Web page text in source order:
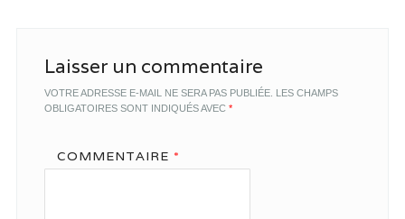
Laisser un commentaire
VOTRE ADRESSE E-MAIL NE SERA PAS PUBLIÉE. LES CHAMPS
OBLIGATOIRES SONT INDIQUÉS AVEC *
COMMENTAIRE *